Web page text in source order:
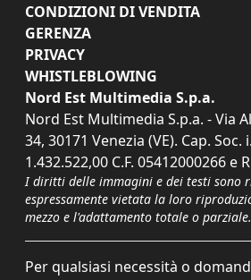
CONDIZIONI DI VENDITA
GERENZA
PRIVACY
WHISTLEBLOWING
Nord Est Multimedia S.p.a.
Nord Est Multimedia S.p.a. - Via
34, 30171 Venezia (VE). Cap. Soc.
1.432.522,00 C.F. 05412000266 e
I diritti delle immagini e dei testi sono
espressamente vietata la loro
mezzo e l'adattamento totale o parziale.
Per qualsiasi necessità o